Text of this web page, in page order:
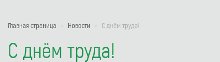
Главная страница Новости С днём труда!
С днём труда!